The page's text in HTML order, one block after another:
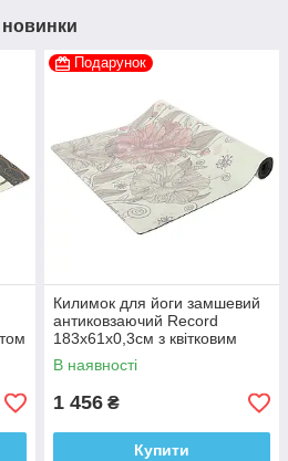
новинки
Подарунок
Килимок для йоги замшевий
антиковзаючий Record
183x61x0,3см з квітковим
принтом
В наявності
1 456 ₴
Купити